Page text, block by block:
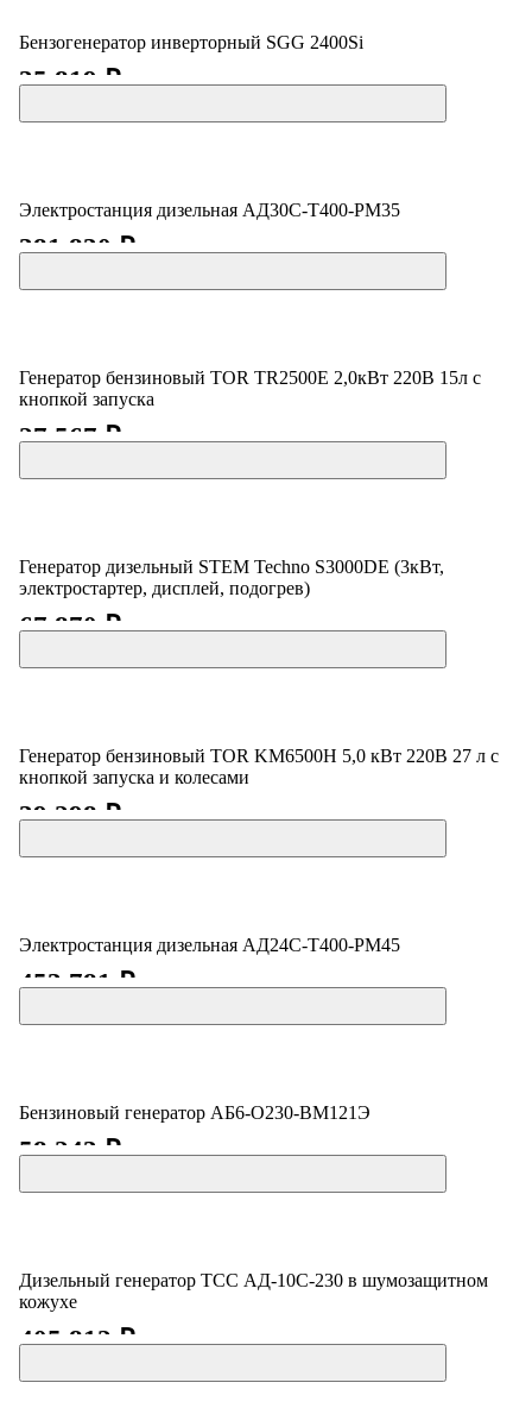
Бензогенератор инверторный SGG 2400Si
35 819 ₽
Электростанция дизельная АД30С-Т400-РМ35
381 830 ₽
Генератор бензиновый TOR TR2500E 2,0кВт 220В 15л с
кнопкой запуска
27 567 ₽
Генератор дизельный STEM Techno S3000DE (3кВт,
электростартер, дисплей, подогрев)
67 870 ₽
Генератор бензиновый TOR KM6500H 5,0 кВт 220В 27 л с
кнопкой запуска и колесами
39 298 ₽
Электростанция дизельная АД24С-Т400-РМ45
453 781 ₽
Бензиновый генератор АБ6-О230-ВМ121Э
58 243 ₽
Дизельный генератор ТСС АД-10С-230 в шумозащитном
кожухе
405 812 ₽